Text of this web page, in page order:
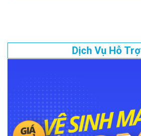
Dịch Vụ Hỗ Trợ